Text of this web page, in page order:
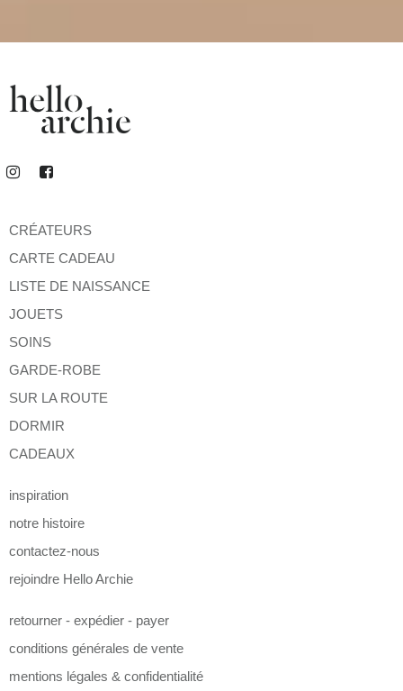
CRÉATEURS
CARTE CADEAU
LISTE DE NAISSANCE
JOUETS
SOINS
GARDE-ROBE
SUR LA ROUTE
DORMIR
CADEAUX
inspiration
notre histoire
contactez-nous
rejoindre Hello Archie
retourner - expédier - payer
conditions générales de vente
mentions légales & confidentialité